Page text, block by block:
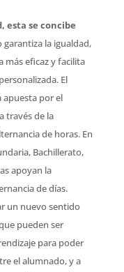
esta se concibe
garantiza la igualdad,
más eficaz y facilita
El
por el
través de la
de horas. En
Bachillerato,
apoyan la
de días.
un nuevo sentido
pueden ser
para poder
el alumnado, y a